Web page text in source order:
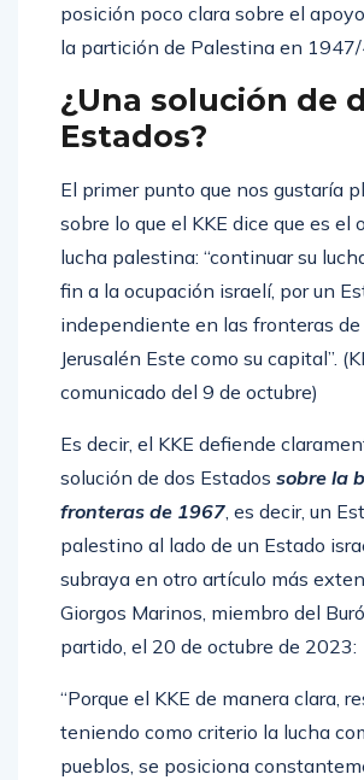
posición poco clara sobre el
la partición de Palestina en
¿Una solución de
Estados?
El primer punto que nos gustaría
sobre lo que el KKE dice que es el
lucha palestina: “continuar su
fin a la ocupación israelí, por un
independiente en las fronteras
Jerusalén Este como su capital”.
comunicado del 9 de octubre)
Es decir, el KKE defiende
solución de dos Estados sobre la
fronteras de 1967, es decir, un
palestino al lado de un Estado
subraya en otro artículo más
Giorgos Marinos, miembro del
partido, el 20 de octubre de 2023:
“Porque el KKE de manera clara,
teniendo como criterio la lucha
pueblos, se posiciona